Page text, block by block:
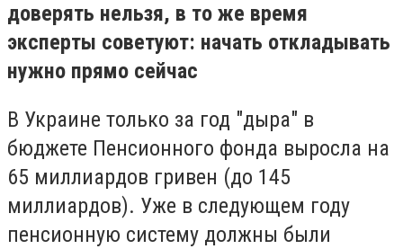
доверять нельзя, в то же время
эксперты советуют: начать откладывать
нужно прямо сейчас
В Украине только за год "дыра" в
бюджете Пенсионного фонда выросла на
65 миллиардов гривен (до 145
миллиардов). Уже в следующем году
пенсионную систему должны были